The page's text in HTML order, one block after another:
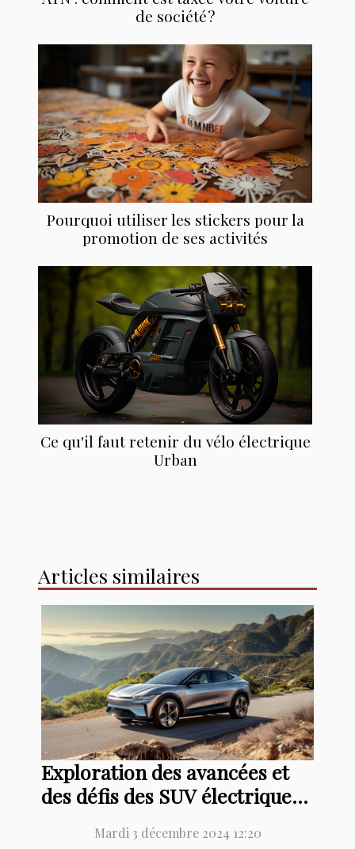
de société ?
Pourquoi utiliser les stickers pour la
promotion de ses activités
Ce qu'il faut retenir du vélo électrique
Urban
Articles similaires
Exploration des avancées et
des défis des SUV électriques
Mardi 3 décembre 2024 12:20